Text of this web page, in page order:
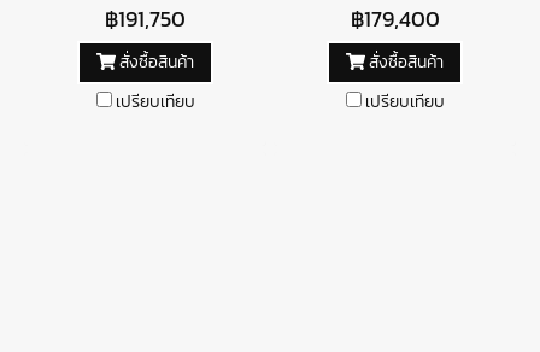
฿191,750
สั่งซื้อสินค้า
เปรียบเทียบ
฿179,400
สั่งซื้อสินค้า
เปรียบเทียบ